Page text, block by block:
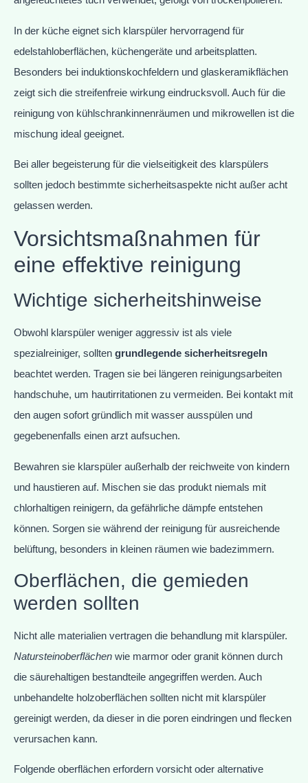
In der küche eignet sich klarspüler hervorragend für
edelstahloberflächen, küchengeräte und arbeitsplatten.
Besonders bei induktionskochfeldern und glaskeramikflächen
zeigt sich die streifenfreie wirkung eindrucksvoll. Auch für die
reinigung von kühlschrankinnenräumen und mikrowellen ist die
mischung ideal geeignet.
Bei aller begeisterung für die vielseitigkeit des klarspülers
sollten jedoch bestimmte sicherheitsaspekte nicht außer acht
gelassen werden.
Vorsichtsmaßnahmen für
eine effektive reinigung
Wichtige sicherheitshinweise
Obwohl klarspüler weniger aggressiv ist als viele
spezialreiniger, sollten grundlegende sicherheitsregeln
beachtet werden. Tragen sie bei längeren reinigungsarbeiten
handschuhe, um hautirritationen zu vermeiden. Bei kontakt mit
den augen sofort gründlich mit wasser ausspülen und
gegebenenfalls einen arzt aufsuchen.
Bewahren sie klarspüler außerhalb der reichweite von kindern
und haustieren auf. Mischen sie das produkt niemals mit
chlorhaltigen reinigern, da gefährliche dämpfe entstehen
können. Sorgen sie während der reinigung für ausreichende
belüftung, besonders in kleinen räumen wie badezimmern.
Oberflächen, die gemieden
werden sollten
Nicht alle materialien vertragen die behandlung mit klarspüler.
Natursteinoberflächen wie marmor oder granit können durch
die säurehaltigen bestandteile angegriffen werden. Auch
unbehandelte holzoberflächen sollten nicht mit klarspüler
gereinigt werden, da dieser in die poren eindringen und flecken
verursachen kann.
Folgende oberflächen erfordern vorsicht oder alternative